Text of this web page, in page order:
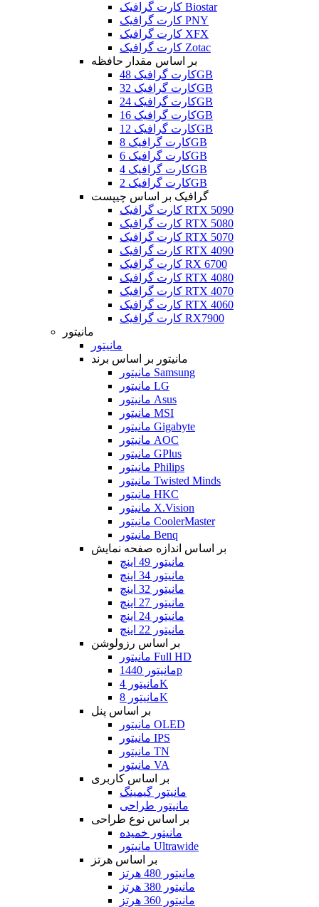
کارت گرافیک Biostar
کارت گرافیک PNY
کارت گرافیک XFX
کارت گرافیک Zotac
بر اساس مقدار حافظه
کارت گرافیک 48GB
کارت گرافیک 32GB
کارت گرافیک 24GB
کارت گرافیک 16GB
کارت گرافیک 12GB
کارت گرافیک 8GB
کارت گرافیک 6GB
کارت گرافیک 4GB
کارت گرافیک 2GB
گرافیک بر اساس چیپست
کارت گرافیک RTX 5090
کارت گرافیک RTX 5080
کارت گرافیک RTX 5070
کارت گرافیک RTX 4090
کارت گرافیک RX 6700
کارت گرافیک RTX 4080
کارت گرافیک RTX 4070
کارت گرافیک RTX 4060
کارت گرافیک RX7900
مانیتور
مانیتور
مانیتور بر اساس برند
مانیتور Samsung
مانیتور LG
مانیتور Asus
مانیتور MSI
مانیتور Gigabyte
مانیتور AOC
مانیتور GPlus
مانیتور Philips
مانیتور Twisted Minds
مانیتور HKC
مانیتور X.Vision
مانیتور CoolerMaster
مانیتور Benq
بر اساس اندازه صفحه نمایش
مانیتور 49 اینچ
مانیتور 34 اینچ
مانیتور 32 اینچ
مانیتور 27 اینچ
مانیتور 24 اینچ
مانیتور 22 اینچ
بر اساس رزولوشن
مانیتور Full HD
مانیتور 1440p
مانیتور 4K
مانیتور 8K
بر اساس پنل
مانیتور OLED
مانیتور IPS
مانیتور TN
مانیتور VA
بر اساس کاربری
مانیتور گیمینگ
مانیتور طراحی
بر اساس نوع طراحی
مانیتور خمیده
مانیتور Ultrawide
بر اساس هرتز
مانیتور 480 هرتز
مانیتور 380 هرتز
مانیتور 360 هرتز